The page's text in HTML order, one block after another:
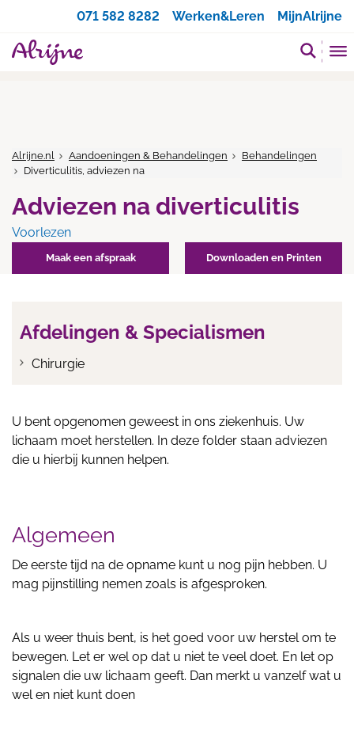
071 582 8282
Werken&Leren MijnAlrijne
Alrijne.nl Aandoeningen & Behandelingen
Behandelingen
Diverticulitis, adviezen na
Adviezen na diverticulitis
Voorlezen
Maak een afspraak Downloaden en Printen
Afdelingen & Specialismen
Chirurgie
U bent opgenomen geweest in ons ziekenhuis. Uw
lichaam moet herstellen. In deze folder staan adviezen
die u hierbij kunnen helpen.
Algemeen
De eerste tijd na de opname kunt u nog pijn hebben. U
mag pijnstilling nemen zoals is afgesproken.
Als u weer thuis bent, is het goed voor uw herstel om te
bewegen. Let er wel op dat u niet te veel doet. En let op
signalen die uw lichaam geeft. Dan merkt u vanzelf wat u
wel en niet kunt doen